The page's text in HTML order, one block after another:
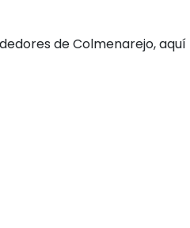
de Colmenarejo,